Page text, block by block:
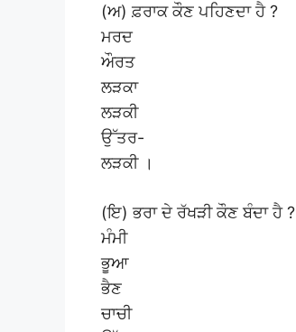
(ਅ) ਫ਼ਰਾਕ ਕੌਣ ਪਹਿਣਦਾ ਹੈ ?
ਮਰਦ
ਔਰਤ
ਲੜਕਾ
ਲੜਕੀ
ਉੱਤਰ-
ਲੜਕੀ ।
(ਇ) ਭਰਾ ਦੇ ਰੱਖੜੀ ਕੌਣ ਬੰਦਾ ਹੈ ?
ਮੰਮੀ
ਭੂਆ
ਭੈਣ
ਚਾਚੀ